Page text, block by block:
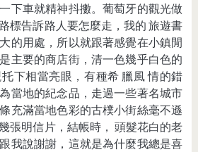
下車就精神抖擻。葡萄牙的觀光做
標告訴路人要怎麼走，我的 旅遊書
的用處，所以就跟著感覺在小鎮閒
主要的商店街，清一色幾乎白色的
下相當亮眼，有種希 臘風 情的錯
當地的紀念品，走過一些著名城市
充滿當地色彩的古樸小街絲毫不遜
張明信片，結帳時， 頭髮花白的老
我說謝謝，這就是為什麼我總是喜